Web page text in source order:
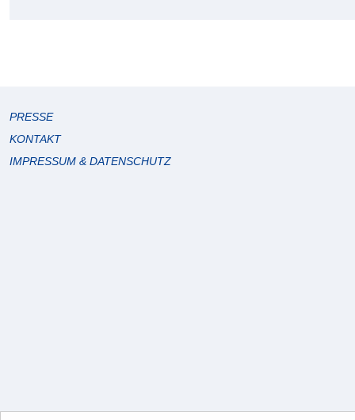
PRESSE
KONTAKT
IMPRESSUM & DATENSCHUTZ